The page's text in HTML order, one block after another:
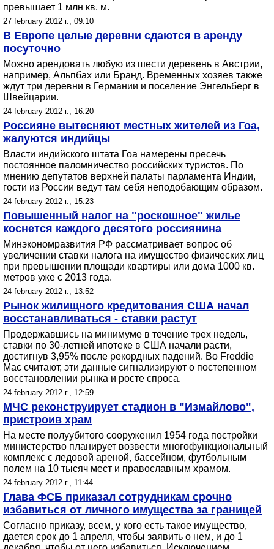
превышает 1 млн кв. м.
27 february 2012 г., 09:10
В Европе целые деревни сдаются в аренду
посуточно
Можно арендовать любую из шести деревень в Австрии,
например, Альпбах или Бранд. Временных хозяев также
ждут три деревни в Германии и поселение Энгельберг в
Швейцарии.
24 february 2012 г., 16:20
Россияне вытесняют местных жителей из Гоа,
жалуются индийцы
Власти индийского штата Гоа намерены пресечь
постоянное паломничество российских туристов. По
мнению депутатов верхней палаты парламента Индии,
гости из России ведут там себя неподобающим образом.
24 february 2012 г., 15:23
Повышенный налог на "роскошное" жилье
коснется каждого десятого россиянина
Минэкономразвития РФ рассматривает вопрос об
увеличении ставки налога на имущество физических лиц
при превышении площади квартиры или дома 1000 кв.
метров уже с 2013 года.
24 february 2012 г., 13:52
Рынок жилищного кредитования США начал
восстанавливаться - ставки растут
Продержавшись на минимуме в течение трех недель,
ставки по 30-летней ипотеке в США начали расти,
достигнув 3,95% после рекордных падений. Во Freddie
Mac считают, эти данные сигнализируют о постепенном
восстановлении рынка и росте спроса.
24 february 2012 г., 12:59
МЧС реконструирует стадион в "Измайлово",
пристроив храм
На месте полуубитого сооружения 1954 года постройки
министерство планирует возвести многофункциональный
комплекс с ледовой ареной, бассейном, футбольным
полем на 10 тысяч мест и православным храмом.
24 february 2012 г., 11:44
Глава ФСБ приказал сотрудникам срочно
избавиться от личного имущества за границей
Согласно приказу, всем, у кого есть такое имущество,
дается срок до 1 апреля, чтобы заявить о нем, и до 1